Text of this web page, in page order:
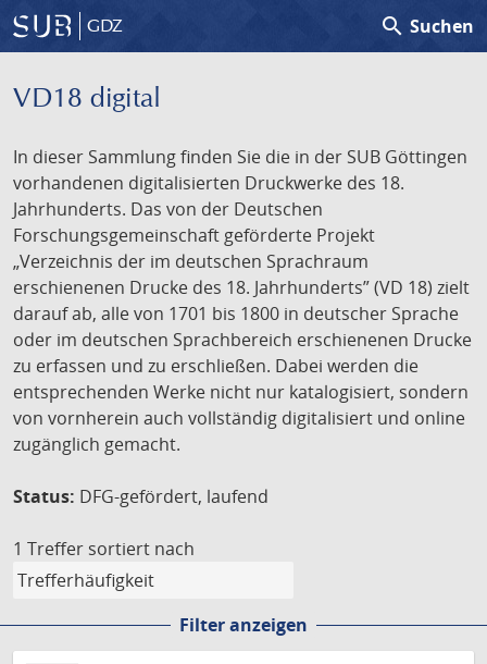
GDZ search Suchen
VD18 digital
In dieser Sammlung finden Sie die in der SUB Göttingen
vorhandenen digitalisierten Druckwerke des 18.
Jahrhunderts. Das von der Deutschen
Forschungsgemeinschaft geförderte Projekt
„Verzeichnis der im deutschen Sprachraum
erschienenen Drucke des 18. Jahrhunderts” (VD 18) zielt
darauf ab, alle von 1701 bis 1800 in deutscher Sprache
oder im deutschen Sprachbereich erschienenen Drucke
zu erfassen und zu erschließen. Dabei werden die
entsprechenden Werke nicht nur katalogisiert, sondern
von vornherein auch vollständig digitalisiert und online
zugänglich gemacht.
Status: DFG-gefördert, laufend
1 Treffer sortiert nach
Filter anzeigen